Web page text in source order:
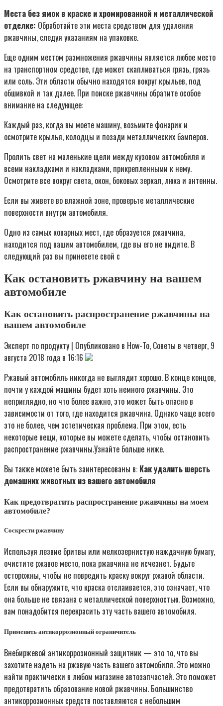
Места без ямок в краске и хромированной и металлической
отделке: Обработайте эти места средством для удаления
ржавчины, следуя указаниям на упаковке.
Еще одним местом размножения ржавчины является любое место
на транспортном средстве, где может скапливаться грязь, грязь
или соль. Эти области обычно находятся вокруг крыльев, под
обшивкой и так далее. При поиске ржавчины обратите особое
внимание на следующее:
Каждый раз, когда вы моете машину, возьмите фонарик и
осмотрите крылья, колодцы и позади металлических бамперов.
Пролить свет на маленькие щели между кузовом автомобиля и
всеми накладками и накладками, прикрепленными к нему.
Осмотрите все вокруг света, окон, боковых зеркал, люка и антенны.
Если вы живете во влажной зоне, проверьте металлические
поверхности внутри автомобиля.
Одно из самых коварных мест, где образуется ржавчина,
находится под вашим автомобилем, где вы его не видите. В
следующий раз вы принесете свой c
Как остановить ржавчину на вашем
автомобиле
Как остановить распространение ржавчины на
вашем автомобиле
Эксперт по продукту | Опубликовано в How-To, Советы в четверг, 9
августа 2018 года в 16:16
Ржавый автомобиль никогда не выглядит хорошо. В конце концов,
почти у каждой машины будет хоть немного ржавчины. Это
неприглядно, но что более важно, это может быть опасно в
зависимости от того, где находится ржавчина. Однако чаще всего
это не более, чем эстетическая проблема. При этом, есть
некоторые вещи, которые вы можете сделать, чтобы остановить
распространение ржавчины.Узнайте больше ниже.
Вы также можете быть заинтересованы в: Как удалить шерсть
домашних животных из вашего автомобиля
Как предотвратить распространение ржавчины на моем
автомобиле?
Соскрести ржавчину
Используя лезвие бритвы или мелкозернистую наждачную бумагу,
очистите ржавое место, пока ржавчина не исчезнет. Будьте
осторожны, чтобы не повредить краску вокруг ржавой области.
Если вы обнаружите, что краска отслаивается, это означает, что
она больше не связана с металлической поверхностью. Возможно,
вам понадобится перекрасить эту часть вашего автомобиля.
Применить антикоррозионный ограничитель
Внебиржевой антикоррозионный защитник — это то, что вы
захотите надеть на ржавую часть вашего автомобиля. Это можно
найти практически в любом магазине автозапчастей. Это поможет
предотвратить образование новой ржавчины. Большинство
антикоррозионных средств поставляются с небольшим